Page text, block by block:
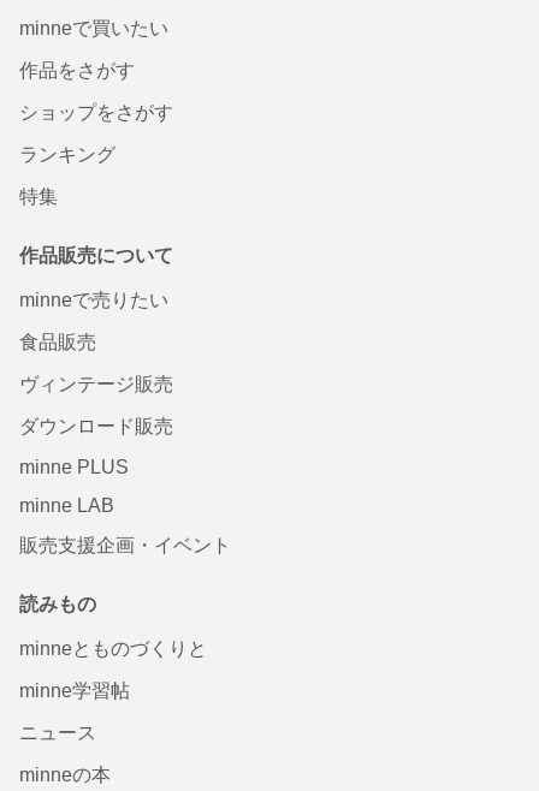
minneで買いたい
作品をさがす
ショップをさがす
ランキング
特集
作品販売について
minneで売りたい
食品販売
ヴィンテージ販売
ダウンロード販売
minne PLUS
minne LAB
販売支援企画・イベント
読みもの
minneとものづくりと
minne学習帖
ニュース
minneの本